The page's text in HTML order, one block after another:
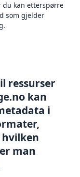
du kan etterspørre
som gjelder
ressurser
kan
i
hvilken
man